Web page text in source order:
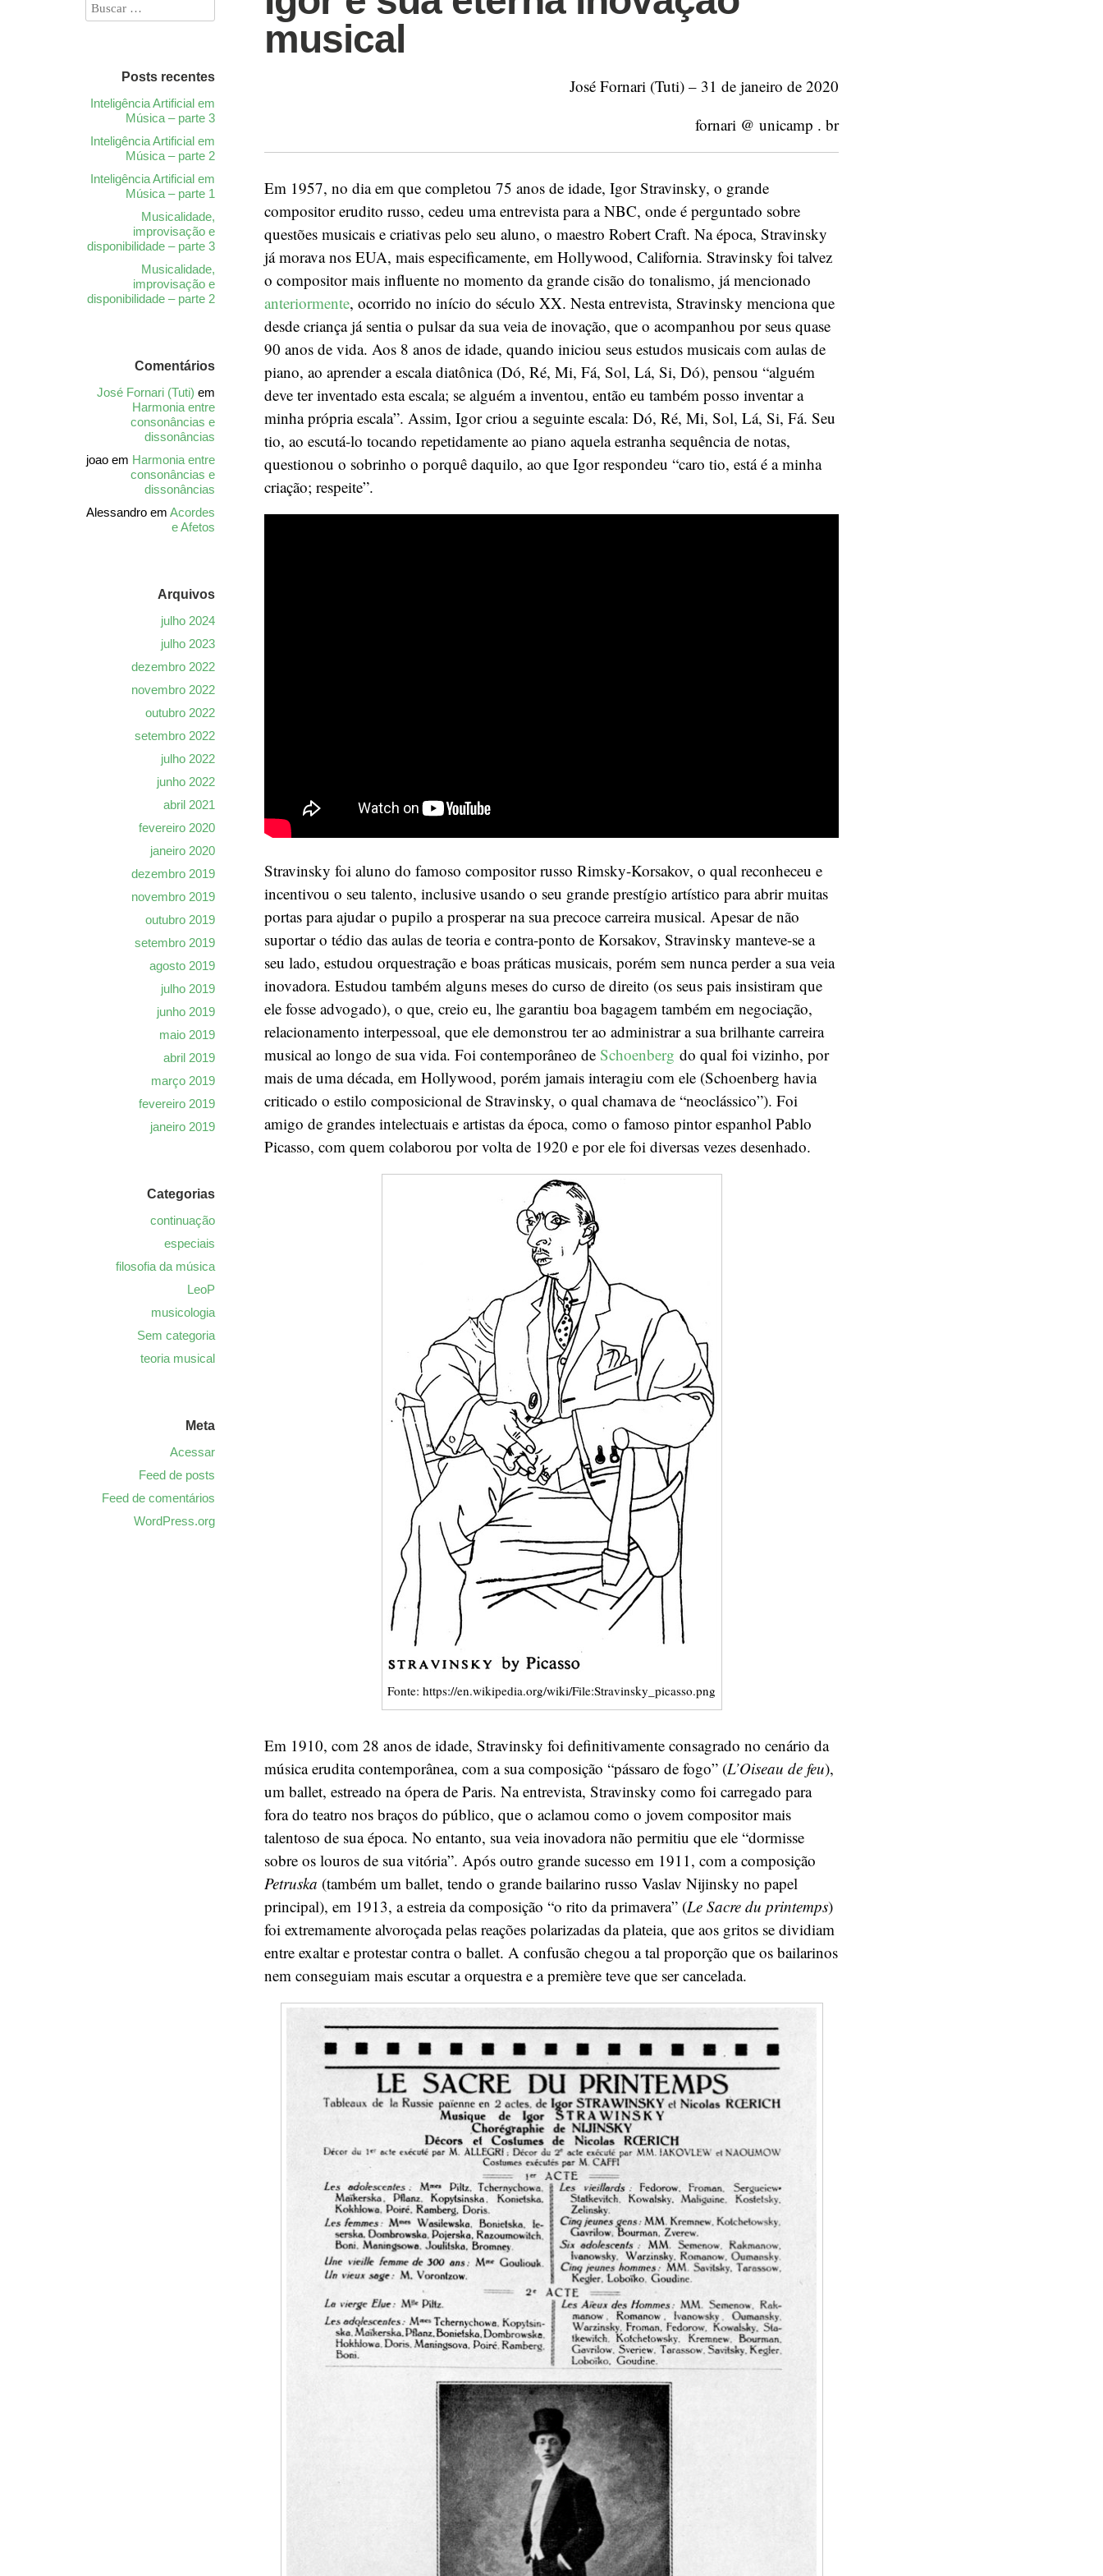
musical
José Fornari (Tuti) – 31 de janeiro de 2020
fornari @ unicamp . br
Em 1957, no dia em que completou 75 anos de idade, Igor Stravinsky, o grande
compositor erudito russo, cedeu uma entrevista para a NBC, onde é perguntado sobre
questões musicais e criativas pelo seu aluno, o maestro Robert Craft. Na época, Stravinsky
já morava nos EUA, mais especificamente, em Hollywood, California. Stravinsky foi talvez
o compositor mais influente no momento da grande cisão do tonalismo, já mencionado
anteriormente, ocorrido no início do século XX. Nesta entrevista, Stravinsky menciona que
desde criança já sentia o pulsar da sua veia de inovação, que o acompanhou por seus quase
90 anos de vida. Aos 8 anos de idade, quando iniciou seus estudos musicais com aulas de
piano, ao aprender a escala diatônica (Dó, Ré, Mi, Fá, Sol, Lá, Si, Dó), pensou “alguém
deve ter inventado esta escala; se alguém a inventou, então eu também posso inventar a
minha própria escala”. Assim, Igor criou a seguinte escala: Dó, Ré, Mi, Sol, Lá, Si, Fá. Seu
tio, ao escutá-lo tocando repetidamente ao piano aquela estranha sequência de notas,
questionou o sobrinho o porquê daquilo, ao que Igor respondeu “caro tio, está é a minha
criação; respeite”.
Stravinsky foi aluno do famoso compositor russo Rimsky-Korsakov, o qual reconheceu e
incentivou o seu talento, inclusive usando o seu grande prestígio artístico para abrir muitas
portas para ajudar o pupilo a prosperar na sua precoce carreira musical. Apesar de não
suportar o tédio das aulas de teoria e contra-ponto de Korsakov, Stravinsky manteve-se a
seu lado, estudou orquestração e boas práticas musicais, porém sem nunca perder a sua veia
inovadora. Estudou também alguns meses do curso de direito (os seus pais insistiram que
ele fosse advogado), o que, creio eu, lhe garantiu boa bagagem também em negociação,
relacionamento interpessoal, que ele demonstrou ter ao administrar a sua brilhante carreira
musical ao longo de sua vida. Foi contemporâneo de Schoenberg do qual foi vizinho, por
mais de uma década, em Hollywood, porém jamais interagiu com ele (Schoenberg havia
criticado o estilo composicional de Stravinsky, o qual chamava de “neoclássico”). Foi
amigo de grandes intelectuais e artistas da época, como o famoso pintor espanhol Pablo
Picasso, com quem colaborou por volta de 1920 e por ele foi diversas vezes desenhado.
Fonte: https://en.wikipedia.org/wiki/File:Stravinsky_picasso.png
Em 1910, com 28 anos de idade, Stravinsky foi definitivamente consagrado no cenário da
música erudita contemporânea, com a sua composição “pássaro de fogo” (L’Oiseau de feu),
um ballet, estreado na ópera de Paris. Na entrevista, Stravinsky como foi carregado para
fora do teatro nos braços do público, que o aclamou como o jovem compositor mais
talentoso de sua época. No entanto, sua veia inovadora não permitiu que ele “dormisse
sobre os louros de sua vitória”. Após outro grande sucesso em 1911, com a composição
Petruska (também um ballet, tendo o grande bailarino russo Vaslav Nijinsky no papel
principal), em 1913, a estreia da composição “o rito da primavera” (Le Sacre du printemps)
foi extremamente alvoroçada pelas reações polarizadas da plateia, que aos gritos se dividiam
entre exaltar e protestar contra o ballet. A confusão chegou a tal proporção que os bailarinos
nem conseguiam mais escutar a orquestra e a première teve que ser cancelada.
Posts recentes
Inteligência Artificial em
Música – parte 3
Inteligência Artificial em
Música – parte 2
Inteligência Artificial em
Música – parte 1
Musicalidade,
improvisação e
disponibilidade – parte 3
Musicalidade,
improvisação e
disponibilidade – parte 2
Comentários
José Fornari (Tuti) em
Harmonia entre
consonâncias e
dissonâncias
joao em Harmonia entre
consonâncias e
dissonâncias
Alessandro em Acordes
e Afetos
Arquivos
julho 2024
julho 2023
dezembro 2022
novembro 2022
outubro 2022
setembro 2022
julho 2022
junho 2022
abril 2021
fevereiro 2020
janeiro 2020
dezembro 2019
novembro 2019
outubro 2019
setembro 2019
agosto 2019
julho 2019
junho 2019
maio 2019
abril 2019
março 2019
fevereiro 2019
janeiro 2019
Categorias
continuação
especiais
filosofia da música
LeoP
musicologia
Sem categoria
teoria musical
Meta
Acessar
Feed de posts
Feed de comentários
WordPress.org